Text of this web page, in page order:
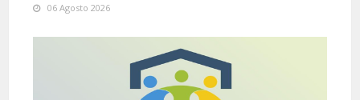
06 Agosto 2026